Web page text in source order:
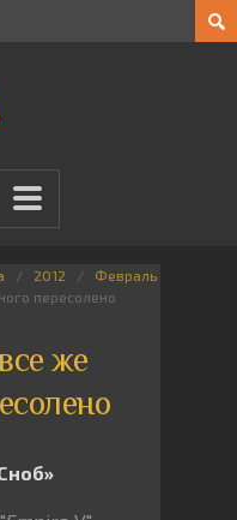
2012
Февраль
пересолено
же